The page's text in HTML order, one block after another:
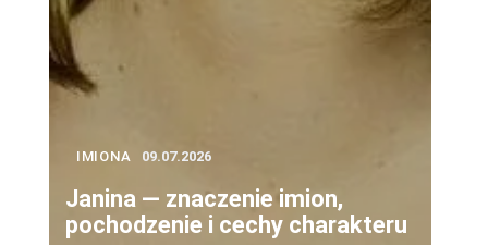
IMIONA 09.07.2026
Janina — znaczenie imion,
pochodzenie i cechy charakteru